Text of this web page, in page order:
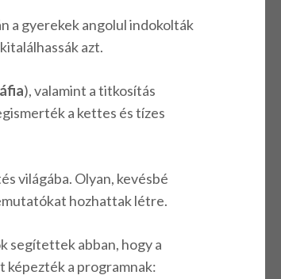
a gyerekek angolul indokolták
azt.
), valamint a titkosítás
a kettes és tízes
világába. Olyan, kevésbé
hozhattak létre.
segítettek abban, hogy a
képezték a programnak: